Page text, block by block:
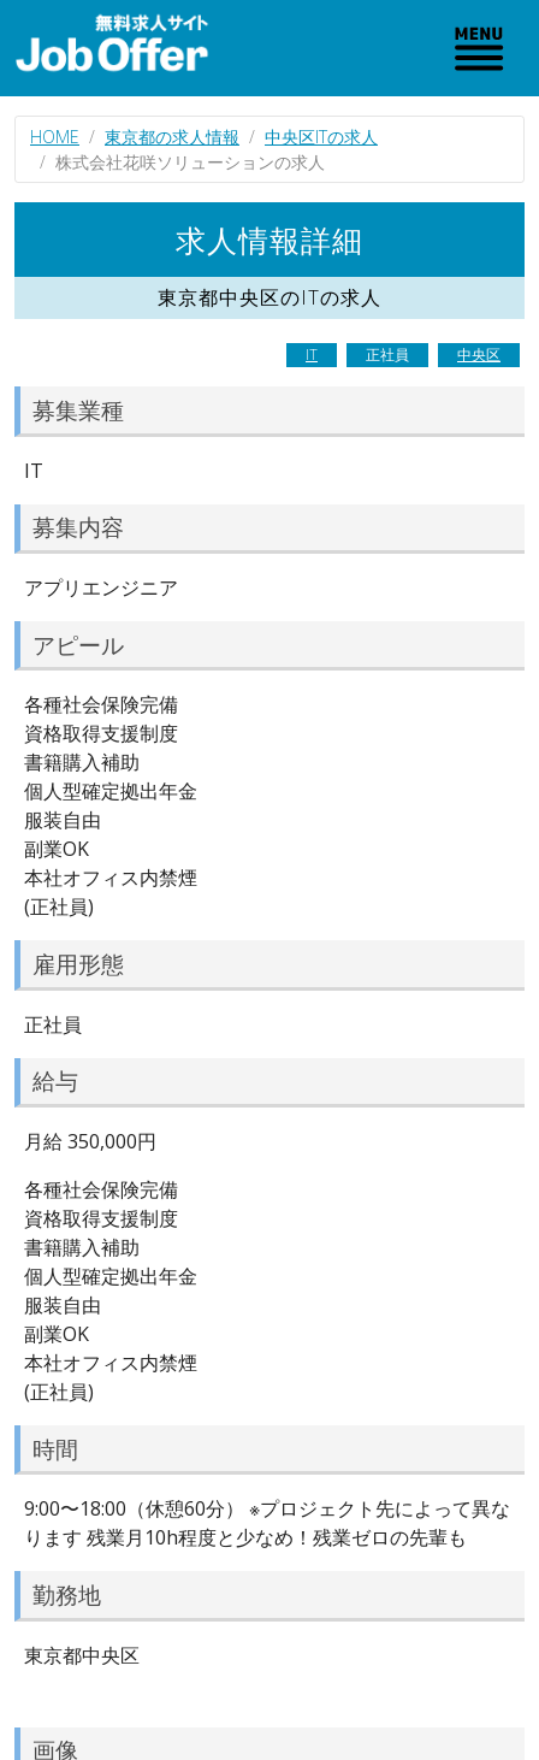
HOME 東京都の求人情報
中央区ITの求人
株式会社花咲ソリューションの求人
求人情報詳細
東京都中央区のITの求人
IT 正社員 中央区
募集業種
IT
募集内容
アプリエンジニア
アピール
各種社会保険完備
資格取得支援制度
書籍購入補助
個人型確定拠出年金
服装自由
副業OK
本社オフィス内禁煙
(正社員)
雇用形態
正社員
給与
月給 350,000円
各種社会保険完備
資格取得支援制度
書籍購入補助
個人型確定拠出年金
服装自由
副業OK
本社オフィス内禁煙
(正社員)
時間
9:00〜18:00（休憩60分） ※プロジェクト先によって異な
ります 残業月10h程度と少なめ！残業ゼロの先輩も
勤務地
東京都中央区
画像